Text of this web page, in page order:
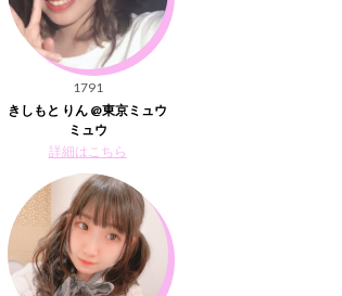
1791
きしもと りん @東京ミュウ
ミュウ
詳細はこちら